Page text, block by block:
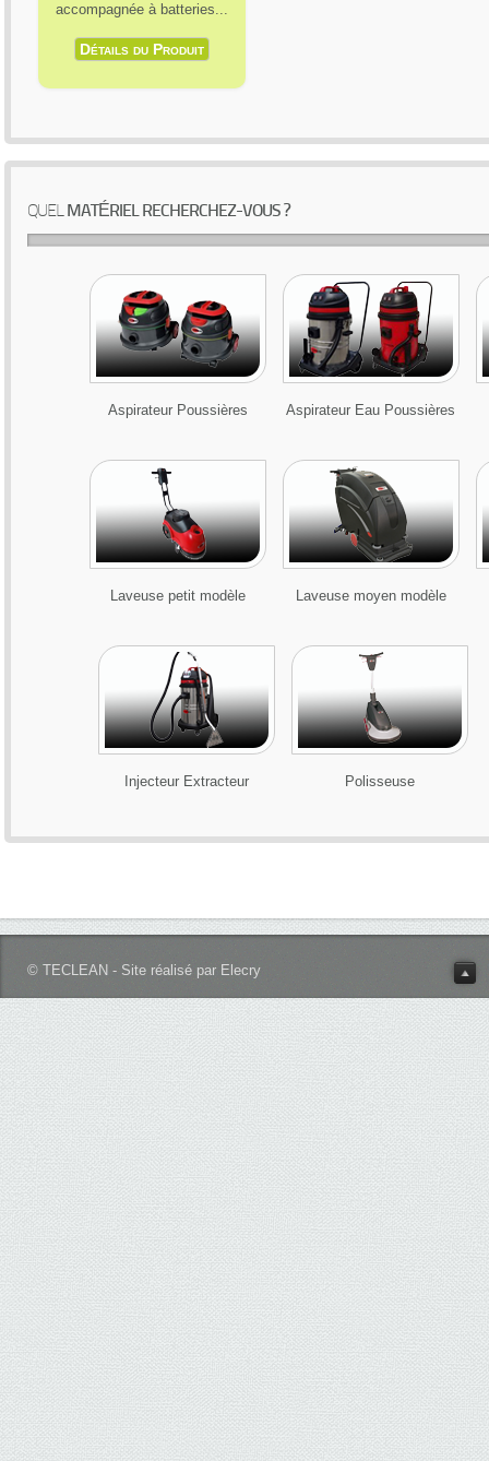
accompagnée à batteries...
Détails du Produit
QUELMATÉRIEL RECHERCHEZ-VOUS ?
Aspirateur Poussières Aspirateur Eau Poussières
Laveuse petit modèle Laveuse moyen modèle
Injecteur Extracteur Polisseuse
© TECLEAN - Site réalisé par Elecry